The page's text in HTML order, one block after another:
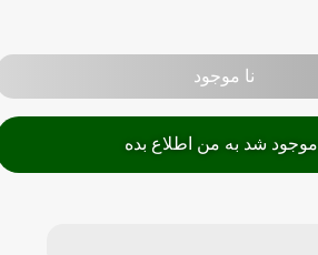
نا موجود
موجود شد به من اطلاع بده